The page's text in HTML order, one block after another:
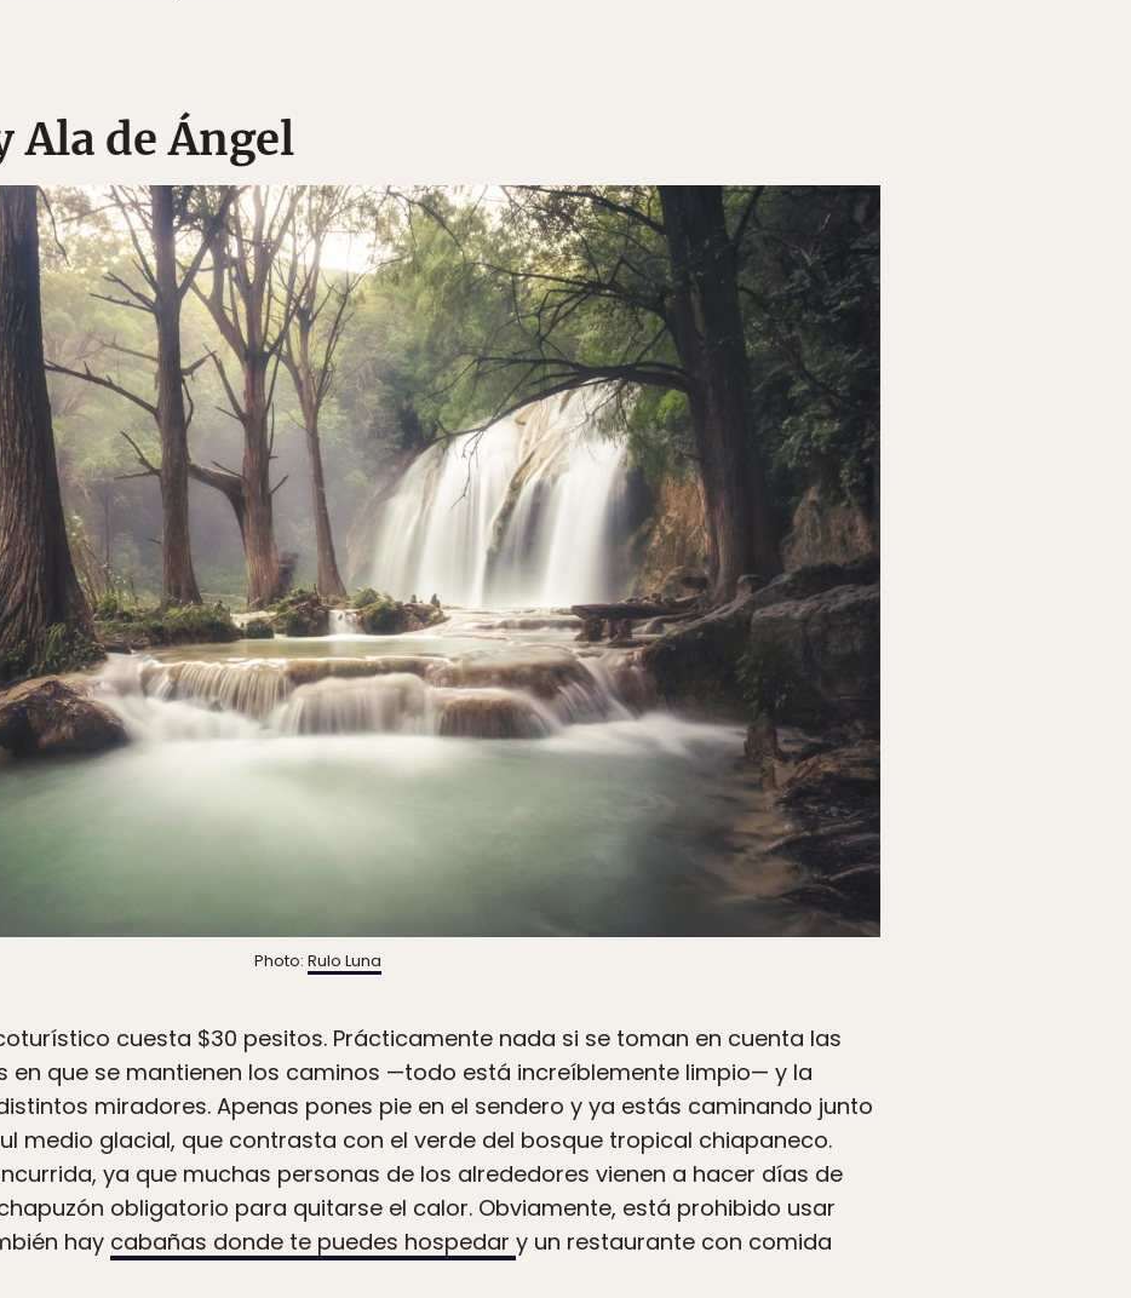
Ala de Ángel
Photo: Rulo Luna
cuesta $30 pesitos. Prácticamente nada si se toman en cuenta las
en que se mantienen los caminos —todo está increíblemente limpio— y la
miradores. Apenas pones pie en el sendero y ya estás caminando junto
medio glacial, que contrasta con el verde del bosque tropical chiapaneco.
ya que muchas personas de los alrededores vienen a hacer días de
obligatorio para quitarse el calor. Obviamente, está prohibido usar
hay cabañas donde te puedes hospedar y un restaurante con comida